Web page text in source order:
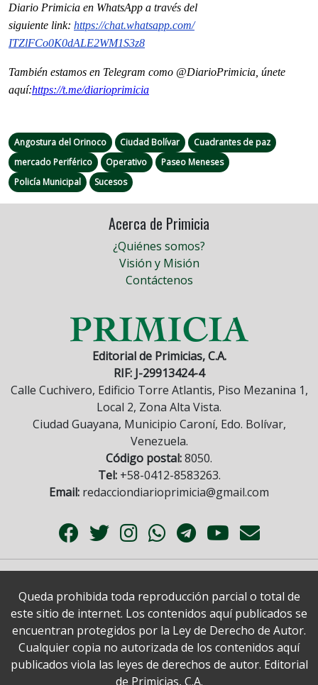
Diario Primicia en WhatsApp a través del
siguiente link: https://chat.whatsapp.com/
ITZlFCo0K0dALE2WM1S3z8
También estamos en Telegram como @DiarioPrimicia, únete
aquí:https://t.me/diarioprimicia
Angostura del Orinoco Ciudad Bolívar
Cuadrantes de paz
mercado Periférico
Operativo
Paseo Meneses
Policía Municipal
Sucesos
Acerca de Primicia
¿Quiénes somos?
Visión y Misión
Contáctenos
Editorial de Primicias, C.A.
RIF: J-29913424-4
Calle Cuchivero, Edificio Torre Atlantis, Piso Mezanina 1,
Local 2, Zona Alta Vista.
Ciudad Guayana, Municipio Caroní, Edo. Bolívar,
Venezuela.
Código postal:8050.
Tel:+58-0412-8583263.
Email: redacciondiarioprimicia@gmail.com
Queda prohibida toda reproducción parcial o total de
este sitio de internet. Los contenidos aquí publicados se
encuentran protegidos por la Ley de Derecho de Autor.
Cualquier copia no autorizada de los contenidos aquí
publicados viola las leyes de derechos de autor. Editorial
de Primicias, C.A.